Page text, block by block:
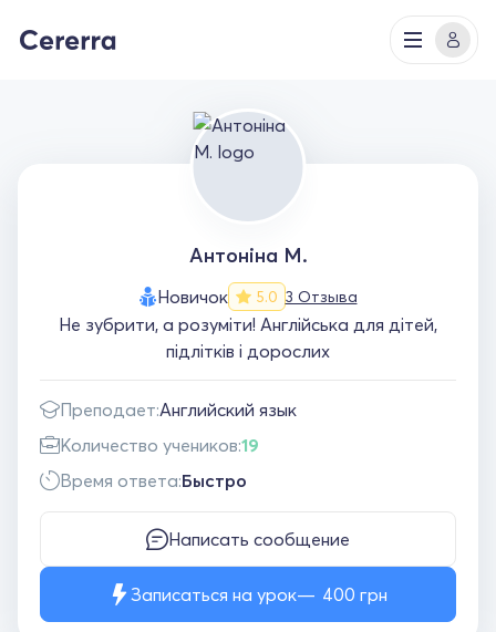
Антоніна М.
Новичок 5.0 3 Отзыва
Не зубрити, а розуміти! Англійська для дітей,
підлітків і дорослих
Преподает:Английский язык
Количество учеников:19
Время ответа:Быстро
Написать сообщение
Записаться на урок 400 грн